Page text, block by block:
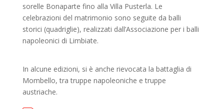
sorelle Bonaparte fino alla Villa Pusterla. Le
celebrazioni del matrimonio sono seguite da balli
storici (quadriglie), realizzati dall’Associazione per i balli
napoleonici di Limbiate.
In alcune edizioni, si è anche rievocata la battaglia di
Mombello, tra truppe napoleoniche e truppe
austriache.